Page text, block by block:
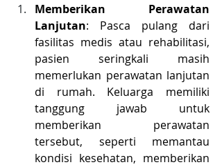
Memberikan Perawatan
Lanjutan: Pasca pulang dari
fasilitas medis atau rehabilitasi,
pasien seringkali masih
memerlukan perawatan lanjutan
di rumah. Keluarga memiliki
tanggung jawab untuk
memberikan perawatan
tersebut, seperti memantau
kondisi kesehatan, memberikan